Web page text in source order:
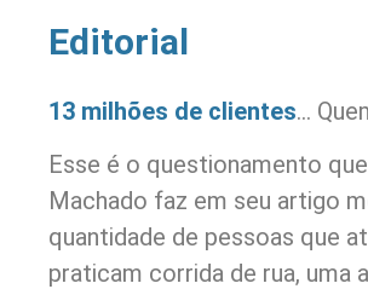
Editorial
13 milhões de clientes…
Esse é o questionamento
Machado faz em seu artigo
quantidade de pessoas que
praticam corrida de rua, uma